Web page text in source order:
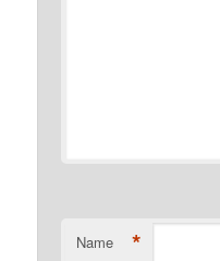
Name *